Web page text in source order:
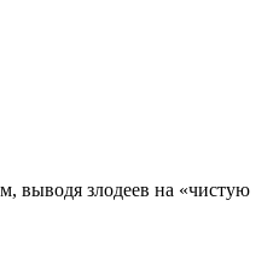
выводя злодеев на «чистую